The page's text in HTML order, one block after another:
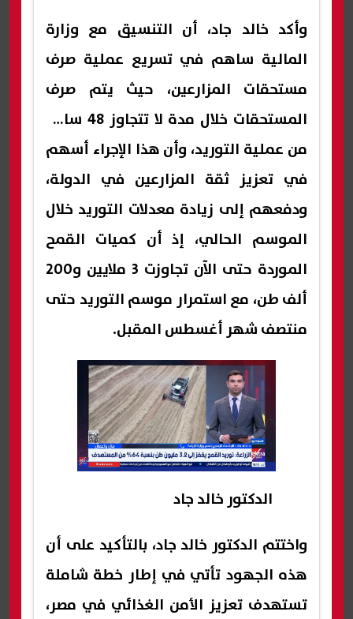
وأكد خالد جاد، أن التنسيق مع وزارة
المالية ساهم في تسريع عملية صرف
مستحقات المزارعين، حيث يتم صرف
المستحقات خلال مدة لا تتجاوز 48 ساعة
من عملية التوريد، وأن هذا الإجراء أسهم
في تعزيز ثقة المزارعين في الدولة،
ودفعهم إلى زيادة معدلات التوريد خلال
الموسم الحالي، إذ أن كميات القمح
الموردة حتى الآن تجاوزت 3 ملايين و200
ألف طن، مع استمرار موسم التوريد حتى
منتصف شهر أغسطس المقبل.
الدكتور خالد جاد
واختتم الدكتور خالد جاد، بالتأكيد على أن
هذه الجهود تأتي في إطار خطة شاملة
تستهدف تعزيز الأمن الغذائي في مصر،